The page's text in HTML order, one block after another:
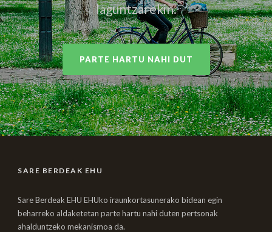
laguntzarekin.
PARTE HARTU NAHI DUT
SARE BERDEAK EHU
Sare Berdeak EHU EHUko iraunkortasunerako bidean egin
beharreko aldaketetan parte hartu nahi duten pertsonak
ahalduntzeko mekanismoa da.